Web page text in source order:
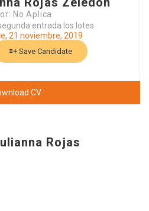
No Aplica
entrada los lotes
21 noviembre, 2019
Save Candidate
CV
Rojas